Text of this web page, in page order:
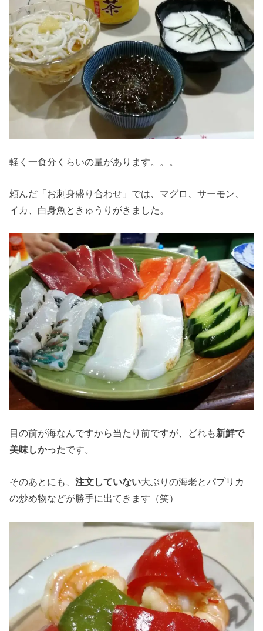
軽く一食分くらいの量があります。。。
頼んだ「お刺身盛り合わせ」では、マグロ、サーモン、
イカ、白身魚ときゅうりがきました。
目の前が海なんですから当たり前ですが、どれも新鮮で
美味しかったです。
そのあとにも、注文していない大ぶりの海老とパプリカ
の炒め物などが勝手に出てきます（笑）